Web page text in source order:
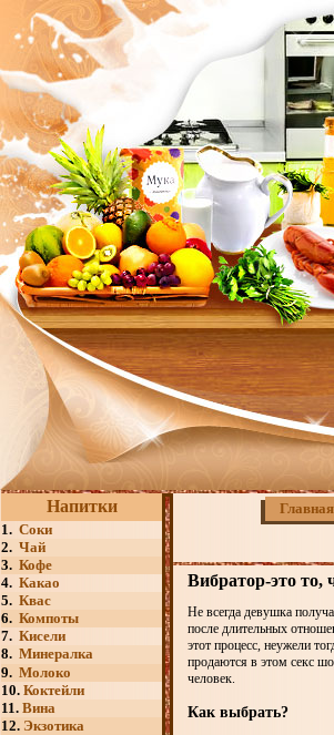
Напитки
1. Соки
2. Чай
3. Кофе
4. Какао
5. Квас
6. Компоты
7. Кисели
8. Минералка
9. Молоко
10. Коктейли
11. Вина
12. Экзотика
Главная
Вибратор-это то,
Не всегда девушка
после длительных
этот процесс, неужели
продаются в этом секс
человек.
Как выбрать?